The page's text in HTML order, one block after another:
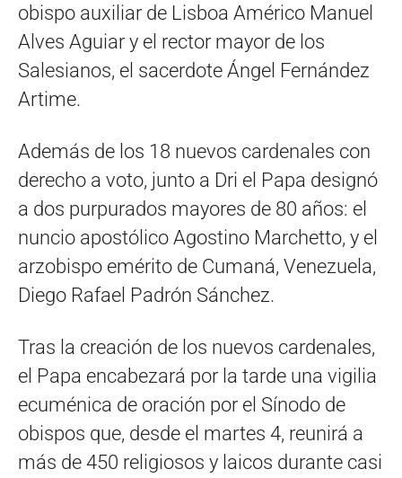
obispo auxiliar de Lisboa Américo Manuel
Alves Aguiar y el rector mayor de los
Salesianos, el sacerdote Ángel Fernández
Artime.
Además de los 18 nuevos cardenales con
derecho a voto, junto a Dri el Papa designó
a dos purpurados mayores de 80 años: el
nuncio apostólico Agostino Marchetto, y el
arzobispo emérito de Cumaná, Venezuela,
Diego Rafael Padrón Sánchez.
Tras la creación de los nuevos cardenales,
el Papa encabezará por la tarde una vigilia
ecuménica de oración por el Sínodo de
obispos que, desde el martes 4, reunirá a
más de 450 religiosos y laicos durante casi